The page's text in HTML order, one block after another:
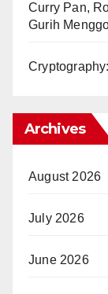
Curry Pan,
Gurih
Archives
August 2026
July 2026
June 2026